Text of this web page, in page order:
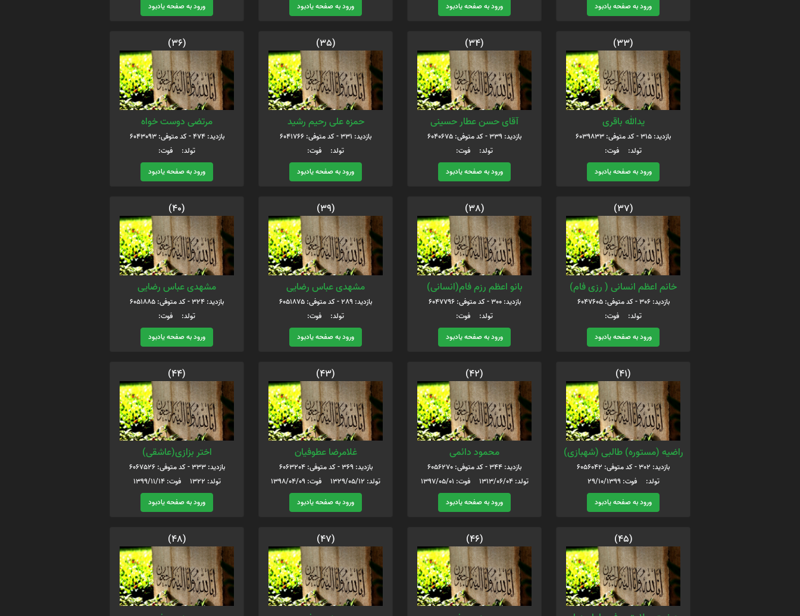
ورود به صفحه یادبود
ورود به صفحه یادبود
ورود به صفحه یادبود
ورود به صفحه یادبود
(33)
يدالله باقری
بازدید: 315 - کد متوفی: 6039833
تولد: فوت:
ورود به صفحه یادبود
(34)
آقای حسن عطار حسینی
بازدید: 339 - کد متوفی: 6040675
تولد: فوت:
ورود به صفحه یادبود
(35)
حمزه علی رحیم رشید
بازدید: 331 - کد متوفی: 6041766
تولد: فوت:
ورود به صفحه یادبود
(36)
مرتضی دوست خواه
بازدید: 474 - کد متوفی: 6043093
تولد: فوت:
ورود به صفحه یادبود
(37)
خانم اعظم انسانی ( رزی فام)
بازدید: 306 - کد متوفی: 6047605
تولد: فوت:
ورود به صفحه یادبود
(38)
بانو اعظم رزم فام(انسانی)
بازدید: 300 - کد متوفی: 6047796
تولد: فوت:
ورود به صفحه یادبود
(39)
مشهدی عباس رضایی
بازدید: 289 - کد متوفی: 6051875
تولد: فوت:
ورود به صفحه یادبود
(40)
مشهدی عباس رضایی
بازدید: 324 - کد متوفی: 6051885
تولد: فوت:
ورود به صفحه یادبود
(41)
راضیه (مستوره) طالبی (شهبازی)
بازدید: 302 - کد متوفی: 6056042
تولد: فوت: 29/10/1399
ورود به صفحه یادبود
(42)
محمود دائمی
بازدید: 344 - کد متوفی: 6056270
تولد: 1313/06/04 فوت: 1397/05/01
ورود به صفحه یادبود
(43)
غلامرضا عطوفیان
بازدید: 369 - کد متوفی: 6063204
تولد: 1329/05/12 فوت: 1398/04/09
ورود به صفحه یادبود
(44)
اختر بزازی(عاشقی)
بازدید: 333 - کد متوفی: 6067526
تولد: ۱۳۲۲ فوت: ۱۳۹۹/11/14
ورود به صفحه یادبود
(45)
(46)
(47)
(48)